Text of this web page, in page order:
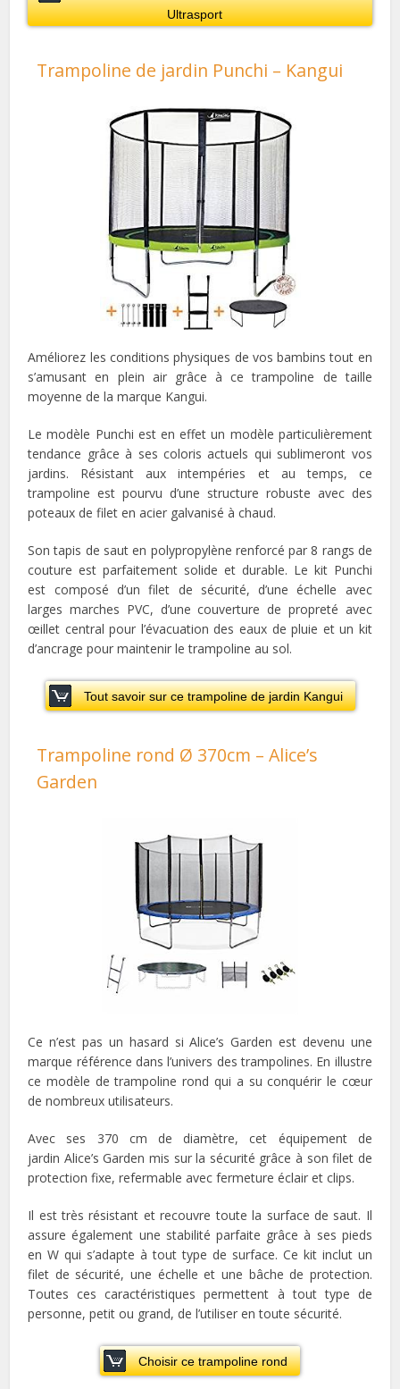
Ultrasport
Trampoline de jardin Punchi – Kangui
Améliorez les conditions physiques de vos bambins tout en
s’amusant en plein air grâce à ce trampoline de taille
moyenne de la marque Kangui.
Le modèle Punchi est en effet un modèle particulièrement
tendance grâce à ses coloris actuels qui sublimeront vos
jardins. Résistant aux intempéries et au temps, ce
trampoline est pourvu d’une structure robuste avec des
poteaux de filet en acier galvanisé à chaud.
Son tapis de saut en polypropylène renforcé par 8 rangs de
couture est parfaitement solide et durable. Le kit Punchi
est composé d’un filet de sécurité, d’une échelle avec
larges marches PVC, d’une couverture de propreté avec
œillet central pour l’évacuation des eaux de pluie et un kit
d’ancrage pour maintenir le trampoline au sol.
Tout savoir sur ce trampoline de jardin Kangui
Trampoline rond Ø 370cm – Alice’s
Garden
Ce n’est pas un hasard si Alice’s Garden est devenu une
marque référence dans l’univers des trampolines. En illustre
ce modèle de trampoline rond qui a su conquérir le cœur
de nombreux utilisateurs.
Avec ses 370 cm de diamètre, cet équipement de
jardin Alice’s Garden mis sur la sécurité grâce à son filet de
protection fixe, refermable avec fermeture éclair et clips.
Il est très résistant et recouvre toute la surface de saut. Il
assure également une stabilité parfaite grâce à ses pieds
en W qui s’adapte à tout type de surface. Ce kit inclut un
filet de sécurité, une échelle et une bâche de protection.
Toutes ces caractéristiques permettent à tout type de
personne, petit ou grand, de l’utiliser en toute sécurité.
Choisir ce trampoline rond